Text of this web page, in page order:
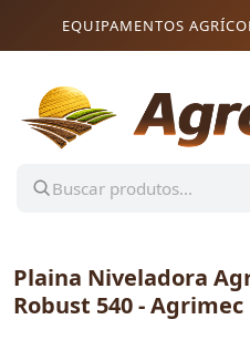
EQUIPAMENTOS
Plaina Niveladora
Robust 540 - Agrimec